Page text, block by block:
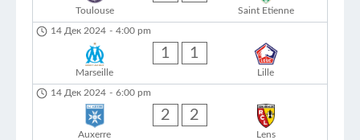
Toulouse Saint Etienne
14 Дек 2024 - 4:00 pm
Marseille
1 1
Lille
14 Дек 2024 - 6:00 pm
Auxerre
2 2
Lens